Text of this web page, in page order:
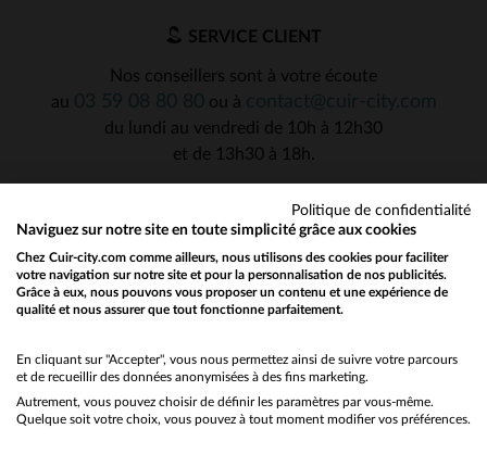
SERVICE CLIENT
Nos conseillers sont à votre écoute
au
ou à
du lundi au vendredi de 10h à 12h30
et de 13h30 à 18h.
Would you like to be redirected to our English site?
No
Yes
Politique de confidentialité
Naviguez sur notre site en toute simplicité grâce aux cookies
Chez Cuir-city.com comme ailleurs, nous utilisons des cookies pour faciliter
votre navigation sur notre site et pour la personnalisation de nos publicités.
Grâce à eux, nous pouvons vous proposer un contenu et une expérience de
qualité et nous assurer que tout fonctionne parfaitement.
En cliquant sur "Accepter", vous nous permettez ainsi de suivre votre parcours
et de recueillir des données anonymisées à des fins marketing.
Autrement, vous pouvez choisir de définir les paramètres par vous-même.
Quelque soit votre choix, vous pouvez à tout moment modifier vos préférences.